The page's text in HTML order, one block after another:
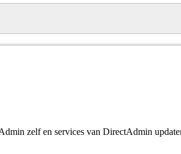
zelf en services van DirectAdmin